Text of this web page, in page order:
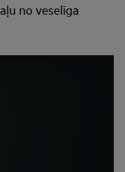
no veselīga